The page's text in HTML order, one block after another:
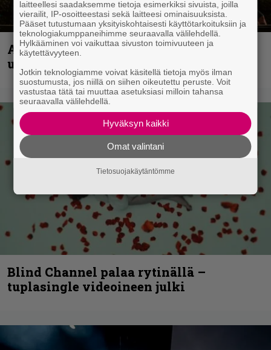
Anthrax vie katsojat keikkatunnelmiin
uudella videollaan
Blind Channel palaa rytinällä –
tuplasingle videoineen julki
laitteellesi saadaksemme tietoja esimerkiksi sivuista, joilla
vierailit, IP-osoitteestasi sekä laitteesi ominaisuuksista.
Pääset tutustumaan yksityiskohtaisesti käyttötarkoituksiin ja
teknologiakumppaneihimme seuraavalla välilehdellä.
Hylkääminen voi vaikuttaa sivuston toimivuuteen ja
käytettävyyteen.
Jotkin teknologiamme voivat käsitellä tietoja myös ilman
suostumusta, jos niillä on siihen oikeutettu peruste. Voit
vastustaa tätä tai muuttaa asetuksiasi milloin tahansa
seuraavalla välilehdellä.
Hyväksyn kaikki
Omat valintani
Tietosuojakäytäntömme